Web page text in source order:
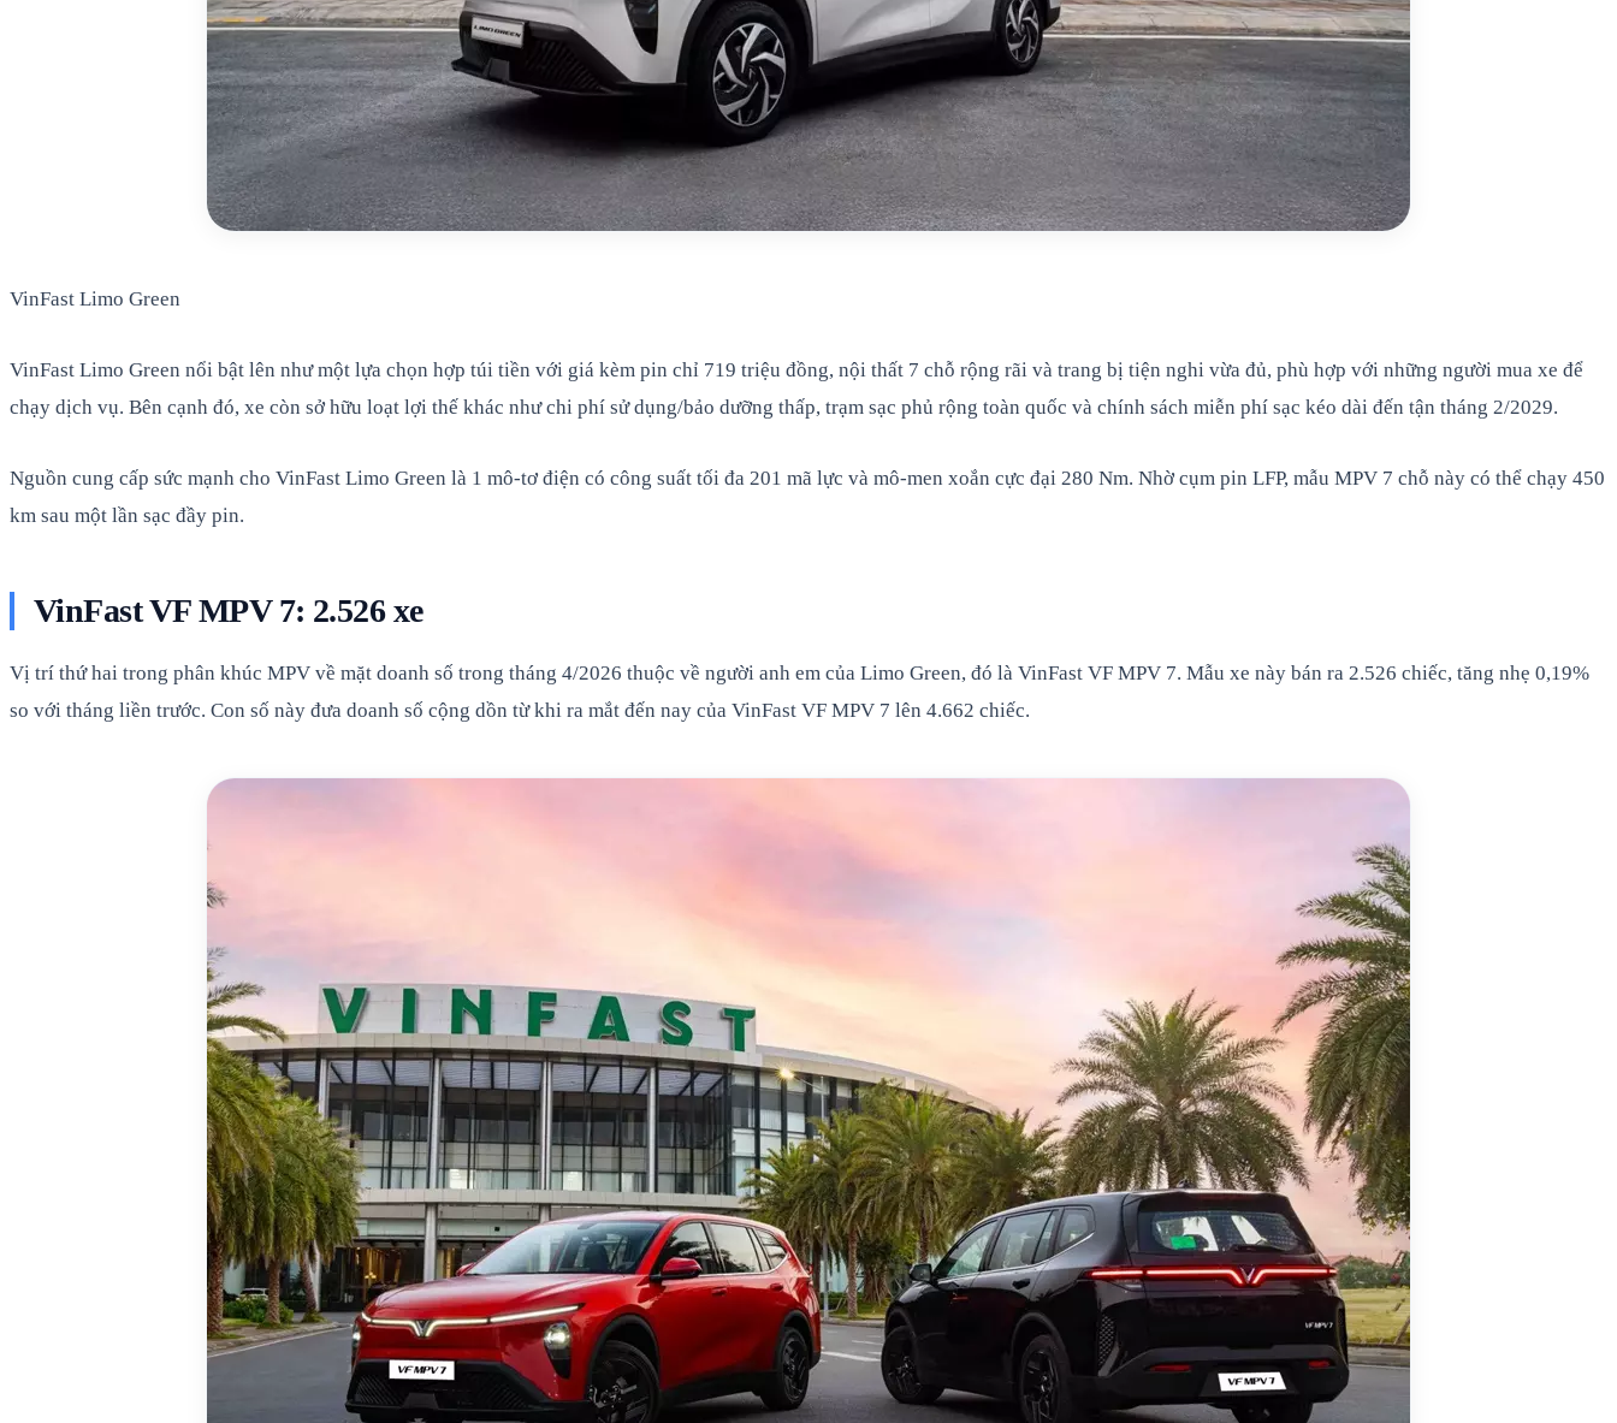
VinFast Limo Green
VinFast Limo Green nổi bật lên như một lựa chọn hợp túi tiền với giá kèm pin chỉ 719 triệu đồng, nội thất 7 chỗ rộng rãi và trang bị tiện nghi vừa đủ, phù hợp với những người mua xe để
chạy dịch vụ. Bên cạnh đó, xe còn sở hữu loạt lợi thế khác như chi phí sử dụng/bảo dưỡng thấp, trạm sạc phủ rộng toàn quốc và chính sách miễn phí sạc kéo dài đến tận tháng 2/2029.
Nguồn cung cấp sức mạnh cho VinFast Limo Green là 1 mô-tơ điện có công suất tối đa 201 mã lực và mô-men xoắn cực đại 280 Nm. Nhờ cụm pin LFP, mẫu MPV 7 chỗ này có thể chạy 450
km sau một lần sạc đầy pin.
VinFast VF MPV 7: 2.526 xe
Vị trí thứ hai trong phân khúc MPV về mặt doanh số trong tháng 4/2026 thuộc về người anh em của Limo Green, đó là VinFast VF MPV 7. Mẫu xe này bán ra 2.526 chiếc, tăng nhẹ 0,19%
so với tháng liền trước. Con số này đưa doanh số cộng dồn từ khi ra mắt đến nay của VinFast VF MPV 7 lên 4.662 chiếc.